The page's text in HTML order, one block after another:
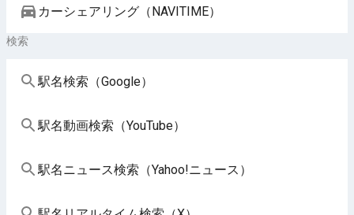
カーシェアリング（NAVITIME）
検索
駅名検索（Google）
駅名動画検索（YouTube）
駅名ニュース検索（Yahoo!ニュース）